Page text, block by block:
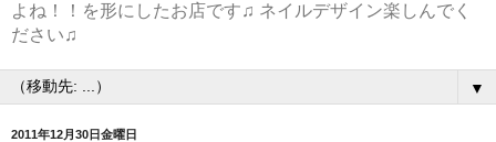
よね！！を形にしたお店です♫ ネイルデザイン楽しんでく
ださい♫
▼
2011年12月30日金曜日